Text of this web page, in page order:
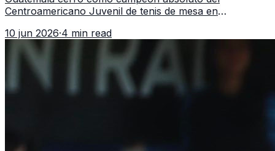
Centroamericano Juvenil de tenis de mesa en
cobertura oficial difundida por CDAG.
10 jun 2026·4 min read